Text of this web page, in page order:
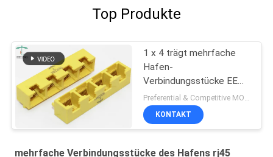
Top Produkte
1 x 4 trägt mehrfache
Hafen-
Verbindungsstücke EE
Rj45/rechtwinkligen
Plug-and-Play RJ45
Bticino Lan-Hafen
KONTAKT
mehrfache Verbindungsstücke des Hafens rj45